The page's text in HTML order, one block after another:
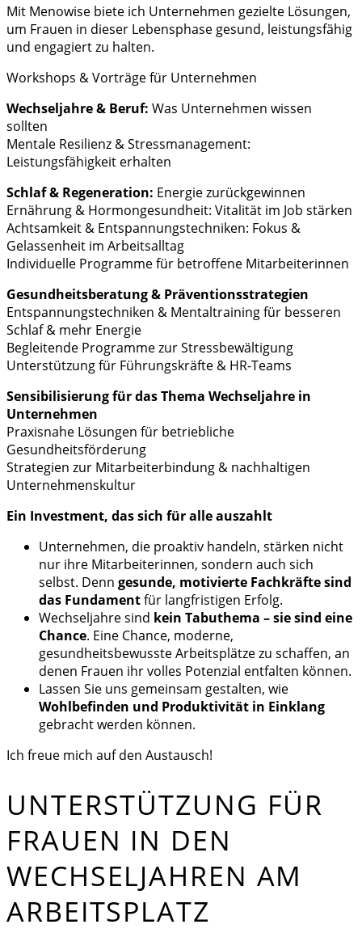
Mit Menowise biete ich Unternehmen gezielte Lösungen,
um Frauen in dieser Lebensphase gesund, leistungsfähig
und engagiert zu halten.
Workshops & Vorträge für Unternehmen
Wechseljahre & Beruf: Was Unternehmen wissen
sollten
Mentale Resilienz & Stressmanagement:
Leistungsfähigkeit erhalten
Schlaf & Regeneration: Energie zurückgewinnen
Ernährung & Hormongesundheit: Vitalität im Job stärken
Achtsamkeit & Entspannungstechniken: Fokus &
Gelassenheit im Arbeitsalltag
Individuelle Programme für betroffene Mitarbeiterinnen
Gesundheitsberatung & Präventionsstrategien
Entspannungstechniken & Mentaltraining für besseren
Schlaf & mehr Energie
Begleitende Programme zur Stressbewältigung
Unterstützung für Führungskräfte & HR-Teams
Sensibilisierung für das Thema Wechseljahre in
Unternehmen
Praxisnahe Lösungen für betriebliche
Gesundheitsförderung
Strategien zur Mitarbeiterbindung & nachhaltigen
Unternehmenskultur
Ein Investment, das sich für alle auszahlt
Unternehmen, die proaktiv handeln, stärken nicht
nur ihre Mitarbeiterinnen, sondern auch sich
selbst. Denn gesunde, motivierte Fachkräfte sind
das Fundamentfür langfristigen Erfolg.
Wechseljahre sind kein Tabuthema – sie sind eine
Chance. Eine Chance, moderne,
gesundheitsbewusste Arbeitsplätze zu schaffen, an
denen Frauen ihr volles Potenzial entfalten können.
Lassen Sie uns gemeinsam gestalten, wie
Wohlbefinden und Produktivität in Einklang
gebracht werden können.
Ich freue mich auf den Austausch!
UNTERSTÜTZUNG FÜR
FRAUEN IN DEN
WECHSELJAHREN AM
ARBEITSPLATZ